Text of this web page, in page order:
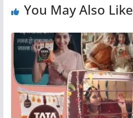
You May Also Like